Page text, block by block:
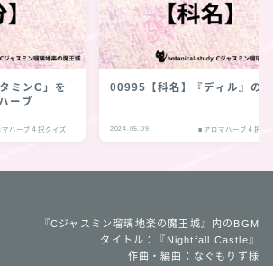
ミンC」を
ーブ
ハーブ４択クイズ
00995【科名】『ディル』の
2024.05.09 ■アロマハーブ４択ク
『Cジャスミン瑠璃地楽の魔王城』内のBGM
タイトル：『Nightfall Castle』
作曲・編曲：なぐもりず様